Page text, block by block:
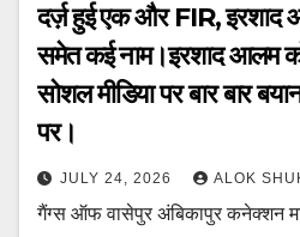
दर्ज़ हुई एक और FIR, इरशाद
समेत कई नाम।इरशाद आलम
सोशल मीडिया पर बार बार
पर।
JULY 24, 2026 ALOK
गैंग्स ऑफ वासेपुर अंबिकापुर कनेक्शन